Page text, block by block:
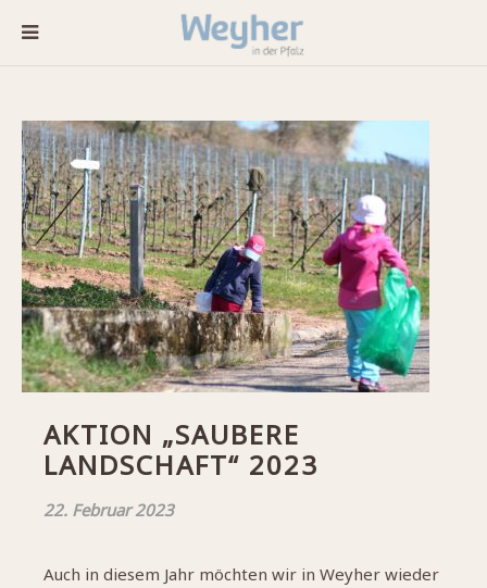
AKTION „SAUBERE
LANDSCHAFT“ 2023
22. Februar 2023
Auch in diesem Jahr möchten wir in Weyher wieder